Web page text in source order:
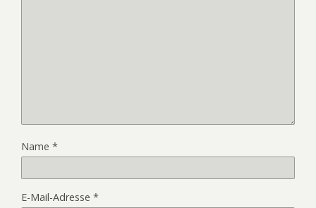
Name *
E-Mail-Adresse *